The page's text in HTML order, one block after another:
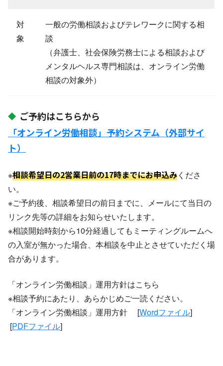
対
象
一般の労働相談およびテレワークに関する相
談
（弁護士、社会保険労務士による相談および
メンタルヘルス専門相談は、オンライン労働
相談の対象外）
ご予約はこちらから
「オンライン労働相談」予約システム（外部サイ
ト）
※相談希望日の2営業日前の17時までにお申込みくださ
い。
※ご予約後、相談希望日の前日までに、メールにて当日の
リンク先等の詳細をお知らせいたします。
※相談開始時刻から10分経過してもミーティングルームへ
の入室が無かった場合、本相談を中止とさせていただく場
合があります。
「オンライン労働相談」運用方針はこちら
※相談予約にあたり、あらかじめご一読ください。
「オンライン労働相談」運用方針 [Wordファイル]
[PDFファイル]